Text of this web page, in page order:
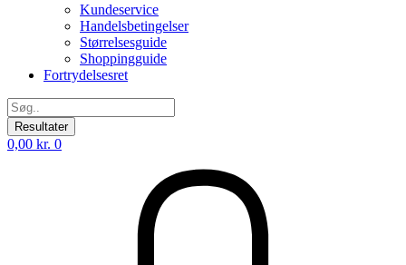
Kundeservice
Handelsbetingelser
Størrelsesguide
Shoppingguide
Fortrydelsesret
Search
...Resultater
0,00 kr. 0